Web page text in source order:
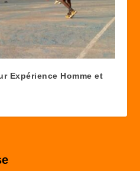
Expérience Homme et